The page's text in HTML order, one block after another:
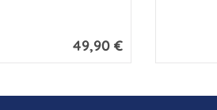
Regulärer Preis:
49,90 €